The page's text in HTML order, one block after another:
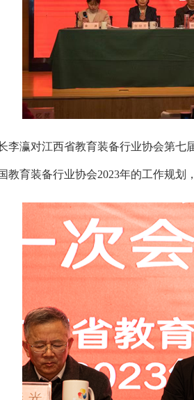
瀛对江西省教育装备行业协会第七
教育装备行业协会2023年的工作规划